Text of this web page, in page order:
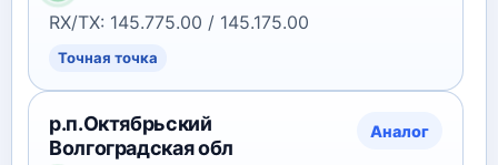
RX/TX: 145.775.00 / 145.175.00
Точная точка
р.п.Октябрьский
Волгоградская обл
Аналог